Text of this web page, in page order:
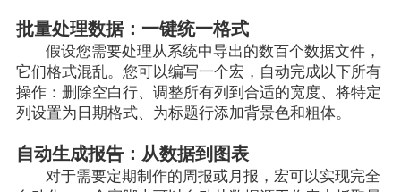
批量处理数据：一键统一格式
假设您需要处理从系统中导出的数百个数据文件，
它们格式混乱。您可以编写一个宏，自动完成以下所有
操作：删除空白行、调整所有列到合适的宽度、将特定
列设置为日期格式、为标题行添加背景色和粗体。
自动生成报告：从数据到图表
对于需要定期制作的周报或月报，宏可以实现完全